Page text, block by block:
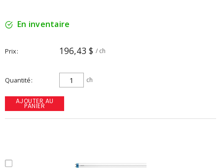
En inventaire
Prix 196,43 $ / ch
Quantité ch
AJOUTER AU
PANIER